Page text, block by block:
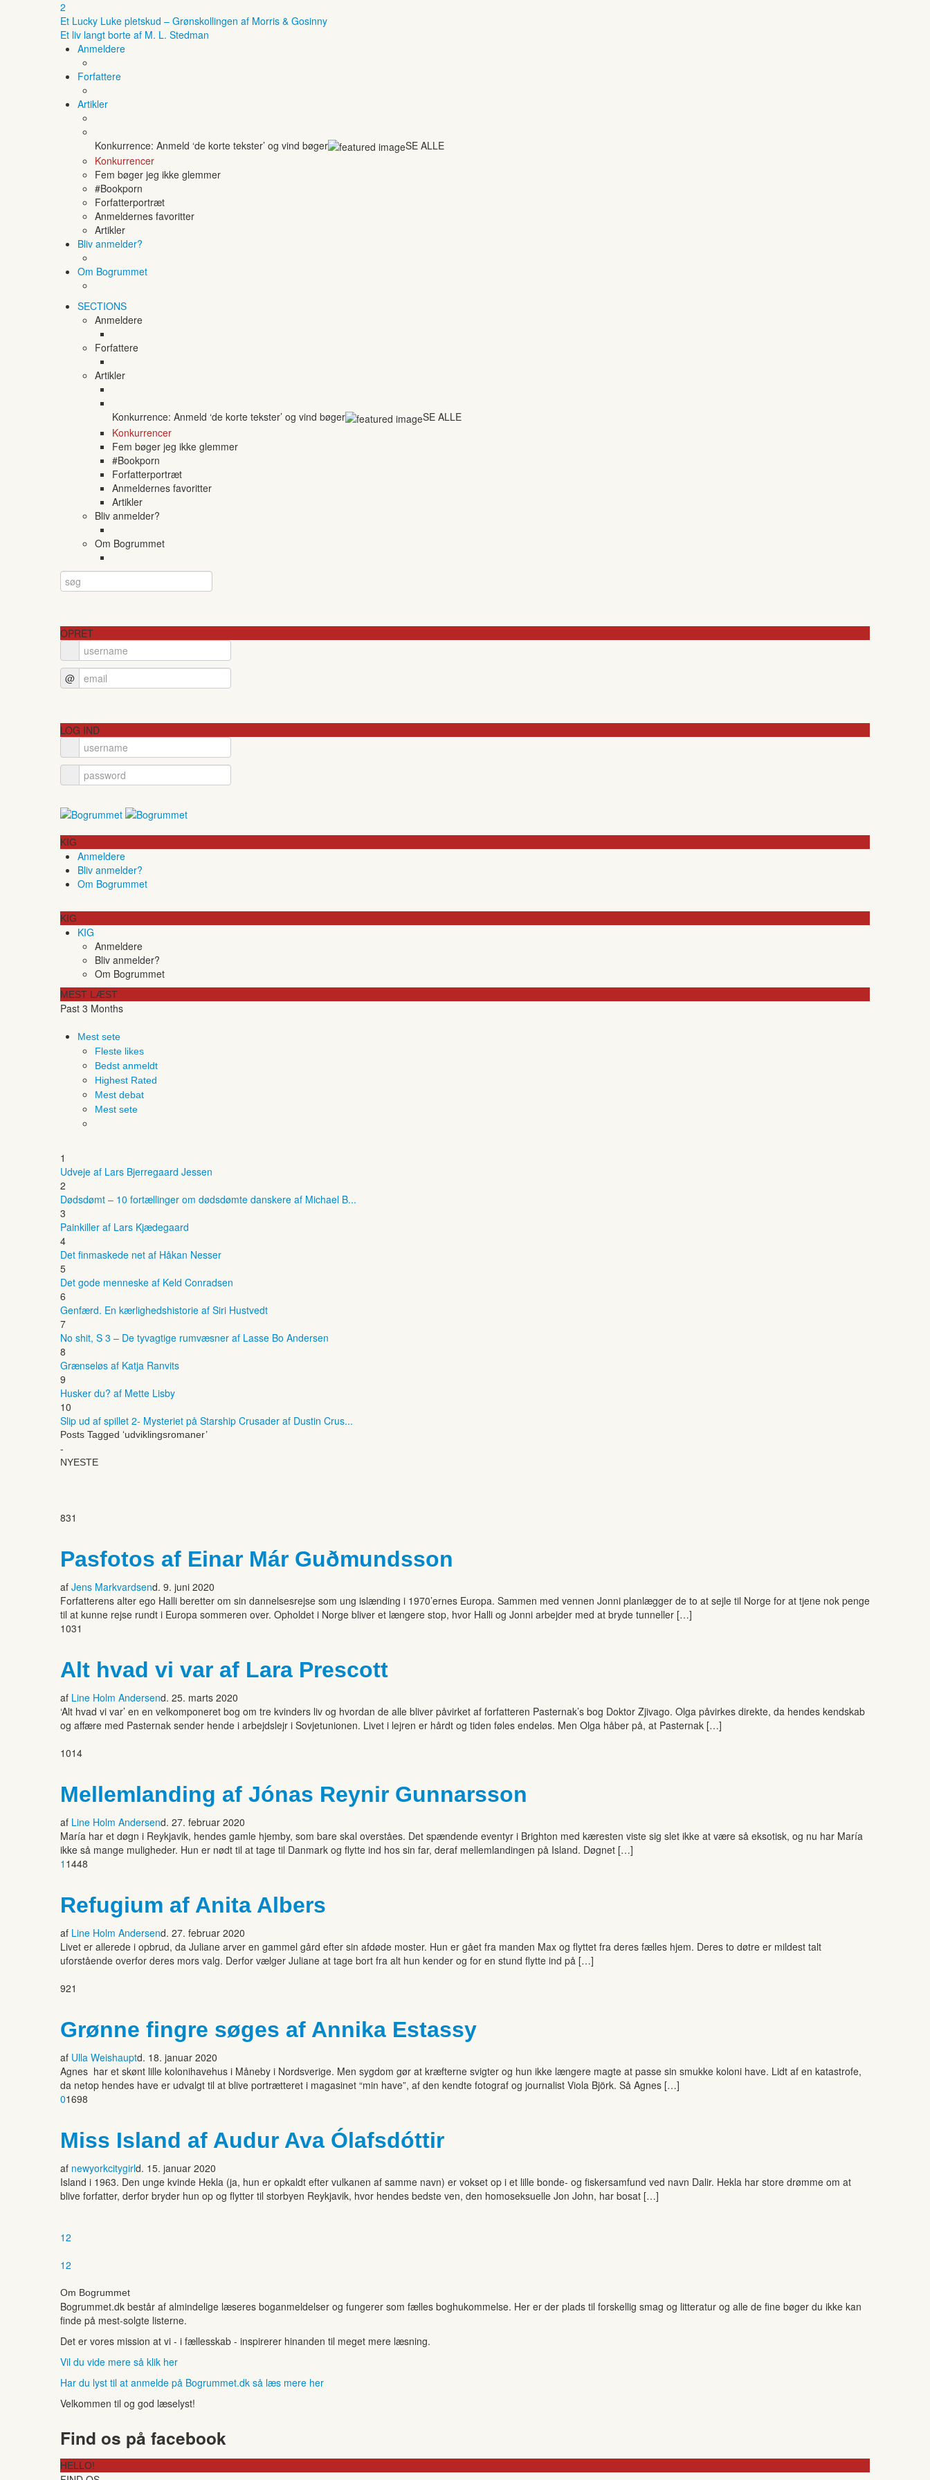
2
Et Lucky Luke pletskud – Grønskollingen af Morris & Gosinny
Et liv langt borte af M. L. Stedman
Anmeldere
Forfattere
Artikler
Konkurrence: Anmeld ‘de korte tekster’ og vind bøger
SE ALLE
Konkurrencer
Fem bøger jeg ikke glemmer
#Bookporn
Forfatterportræt
Anmeldernes favoritter
Artikler
Bliv anmelder?
Om Bogrummet
SECTIONS
Anmeldere
Forfattere
Artikler
Konkurrence: Anmeld ‘de korte tekster’ og vind bøger
SE ALLE
Konkurrencer
Fem bøger jeg ikke glemmer
#Bookporn
Forfatterportræt
Anmeldernes favoritter
Artikler
Bliv anmelder?
Om Bogrummet
OPRET
@
LOG IND
KIG
Anmeldere
Bliv anmelder?
Om Bogrummet
KIG
KIG
Anmeldere
Bliv anmelder?
Om Bogrummet
MEST LÆST
Past 3 Months
Mest sete
Fleste likes
Bedst anmeldt
Highest Rated
Mest debat
Mest sete
1
Udveje af Lars Bjerregaard Jessen
2
Dødsdømt – 10 fortællinger om dødsdømte danskere af Michael B...
3
Painkiller af Lars Kjædegaard
4
Det finmaskede net af Håkan Nesser
5
Det gode menneske af Keld Conradsen
6
Genfærd. En kærlighedshistorie af Siri Hustvedt
7
No shit, S 3 – De tyvagtige rumvæsner af Lasse Bo Andersen
8
Grænseløs af Katja Ranvits
9
Husker du? af Mette Lisby
10
Slip ud af spillet 2- Mysteriet på Starship Crusader af Dustin Crus...
Posts Tagged ‘udviklingsromaner’
-
NYESTE
831
Pasfotos af Einar Már Guðmundsson
af Jens Markvardsend. 9. juni 2020
Forfatterens alter ego Halli beretter om sin dannelsesrejse som ung islænding i 1970’ernes Europa. Sammen med vennen Jonni planlægger de to at sejle til Norge for at tjene nok penge
til at kunne rejse rundt i Europa sommeren over. Opholdet i Norge bliver et længere stop, hvor Halli og Jonni arbejder med at bryde tunneller […]
1031
Alt hvad vi var af Lara Prescott
af Line Holm Andersend. 25. marts 2020
‘Alt hvad vi var’ en en velkomponeret bog om tre kvinders liv og hvordan de alle bliver påvirket af forfatteren Pasternak’s bog Doktor Zjivago. Olga påvirkes direkte, da hendes kendskab
og affære med Pasternak sender hende i arbejdslejr i Sovjetunionen. Livet i lejren er hårdt og tiden føles endeløs. Men Olga håber på, at Pasternak […]
1014
Mellemlanding af Jónas Reynir Gunnarsson
af Line Holm Andersend. 27. februar 2020
María har et døgn i Reykjavik, hendes gamle hjemby, som bare skal overståes. Det spændende eventyr i Brighton med kæresten viste sig slet ikke at være så eksotisk, og nu har María
ikke så mange muligheder. Hun er nødt til at tage til Danmark og flytte ind hos sin far, deraf mellemlandingen på Island. Døgnet […]
1 1448
Refugium af Anita Albers
af Line Holm Andersend. 27. februar 2020
Livet er allerede i opbrud, da Juliane arver en gammel gård efter sin afdøde moster. Hun er gået fra manden Max og flyttet fra deres fælles hjem. Deres to døtre er mildest talt
uforstående overfor deres mors valg. Derfor vælger Juliane at tage bort fra alt hun kender og for en stund flytte ind på […]
921
Grønne fingre søges af Annika Estassy
af Ulla Weishauptd. 18. januar 2020
Agnes har et skønt lille kolonihavehus i Måneby i Nordsverige. Men sygdom gør at kræfterne svigter og hun ikke længere magte at passe sin smukke koloni have. Lidt af en katastrofe,
da netop hendes have er udvalgt til at blive portrætteret i magasinet “min have”, af den kendte fotograf og journalist Viola Björk. Så Agnes […]
01698
Miss Island af Audur Ava Ólafsdóttir
af newyorkcitygirld. 15. januar 2020
Island i 1963. Den unge kvinde Hekla (ja, hun er opkaldt efter vulkanen af samme navn) er vokset op i et lille bonde- og fiskersamfund ved navn Dalir. Hekla har store drømme om at
blive forfatter, derfor bryder hun op og flytter til storbyen Reykjavik, hvor hendes bedste ven, den homoseksuelle Jon John, har bosat […]
12
12
Om Bogrummet
Bogrummet.dk består af almindelige læseres boganmeldelser og fungerer som fælles boghukommelse. Her er der plads til forskellig smag og litteratur og alle de fine bøger du ikke kan
finde på mest-solgte listerne.
Det er vores mission at vi - i fællesskab - inspirerer hinanden til meget mere læsning.
Vil du vide mere så klik her
Har du lyst til at anmelde på Bogrummet.dk så læs mere her
Velkommen til og god læselyst!
Find os på facebook
HELLO!